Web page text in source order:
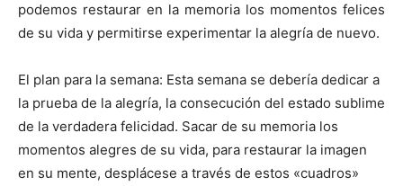
podemos restaurar en la memoria los momentos felices
de su vida y permitirse experimentar la alegría de nuevo.
El plan para la semana: Esta semana se debería dedicar a
la prueba de la alegría, la consecución del estado sublime
de la verdadera felicidad. Sacar de su memoria los
momentos alegres de su vida, para restaurar la imagen
en su mente, desplácese a través de estos «cuadros»